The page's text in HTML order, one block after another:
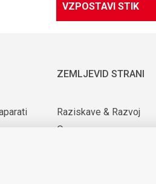
VZPOSTAVI STIK
ZEMLJEVID STRANI
Raziskave & Razvoj
O nas